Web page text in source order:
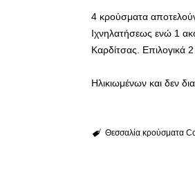
4 κρούσματα
Ιχνηλατήσεως ενώ 1
Καρδίτσας.
Ηλικιωμένων και δεν
Θεσσαλία κρούσματα